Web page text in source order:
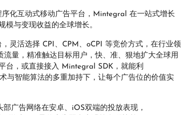
化互动式移动广告平台，Mintegral 在一站式增长
模与变现收益的全球增长。
灵活选择 CPI、CPM、oCPI 等竞价方式，在行业领
量，精准触达目标用户，快、准、狠地扩大全球用
台，或直接接入 Mintegral SDK，就能利
与智能算法的多重加持下，让每个广告位的价值实
广告网络在安卓、iOS双端的投放表现，